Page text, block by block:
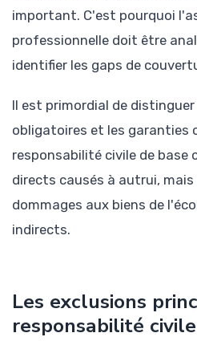
important. C'est pourquoi
professionnelle doit être
identifier les gaps de
Il est primordial de
obligatoires et les garanties
responsabilité civile de base
directs causés à autrui,
dommages aux biens de
indirects.
Les exclusions
responsabilité